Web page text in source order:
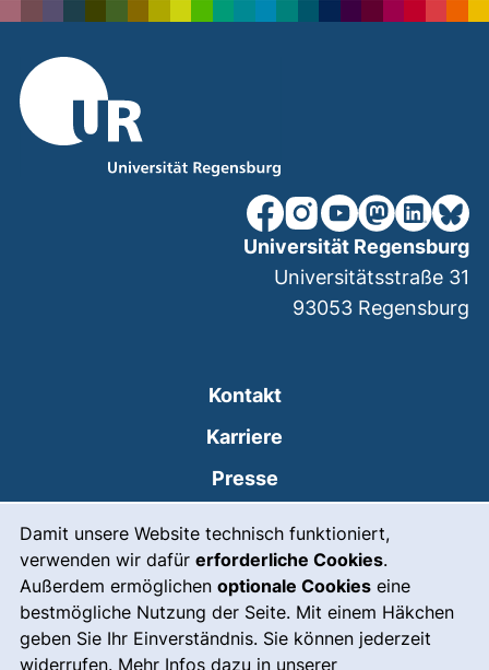
Damit unsere Website technisch funktioniert,
verwenden wir dafür erforderliche Cookies.
Außerdem ermöglichen optionale Cookies eine
bestmögliche Nutzung der Seite. Mit einem Häkchen
geben Sie Ihr Einverständnis. Sie können jederzeit
widerrufen. Mehr Infos dazu in unserer
unsere Facebook-Seite
unsere Instagram-
unsere YouTube-
unsereunsere
Kontakt
Karriere
Presse
Leichte Sprache
Gebärdensprache
Notfall(externer Link, öffnet
Universität Regensburg
Universitätsstraße 31
93053 Regensburg